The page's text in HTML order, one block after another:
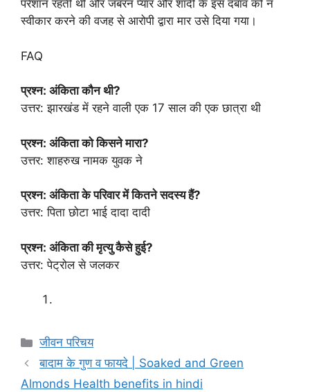
परेशान रहती थी और जबरन प्यार और शादी के इस दबाव को न
स्वीकार करने की वजह से आरोपी द्वारा मार उसे दिया गया।
FAQ
प्रश्न: अंकिता कौन थी?
उत्तर: झारखंड में रहने वाली एक 17 साल की एक छात्रा थी
प्रश्न: अंकिता को किसने मारा?
उत्तर: शाहरुख नामक युवक ने
प्रश्न: अंकिता के परिवार में कितने सदस्य हैं?
उत्तर: पिता छोटा भाई दादा दादी
प्रश्न: अंकिता की मृत्यु कैसे हुई?
उत्तर: पेट्रोल से जलकर
Categories
जीवन परिचय
बादाम के गुण व फायदे | Soaked and Green
Almonds Health benefits in hindi